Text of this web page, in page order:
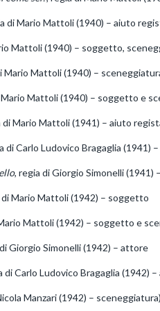
di Mario Mattoli (1940) – aiuto
Mattoli (1940) – soggetto,
Mario Mattoli (1940) –
Mario Mattoli (1940) – soggetto e
di Mario Mattoli (1941) – aiuto
di Carlo Ludovico Bragaglia (1941)
, regia di Giorgio Simonelli (1941)
di Mario Mattoli (1942) – soggetto
Mattoli (1942) – soggetto e
Giorgio Simonelli (1942) – attore
di Carlo Ludovico Bragaglia (1942)
Manzari (1942) – sceneggiatura)